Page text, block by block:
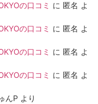
の口コミ に 匿名 よ
の口コミ に 匿名 よ
の口コミ に 匿名 よ
の口コミ に 匿名 よ
んP より